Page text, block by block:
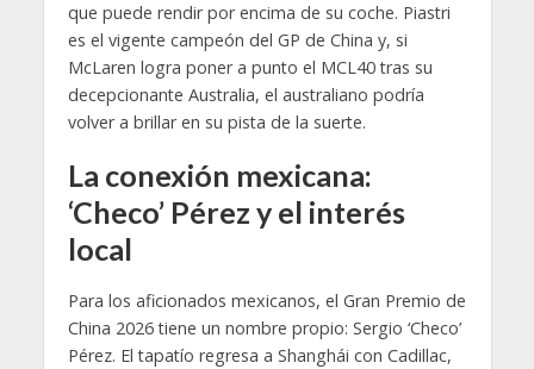
que puede rendir por encima de su coche. Piastri
es el vigente campeón del GP de China y, si
McLaren logra poner a punto el MCL40 tras su
decepcionante Australia, el australiano podría
volver a brillar en su pista de la suerte.
La conexión mexicana:
‘Checo’ Pérez y el interés
local
Para los aficionados mexicanos, el Gran Premio de
China 2026 tiene un nombre propio: Sergio ‘Checo’
Pérez. El tapatío regresa a Shanghái con Cadillac,